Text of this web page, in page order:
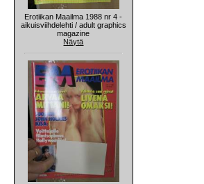
Erotiikan Maailma 1988 nr 4 -
aikuisviihdelehti / adult graphics
magazine
Näytä